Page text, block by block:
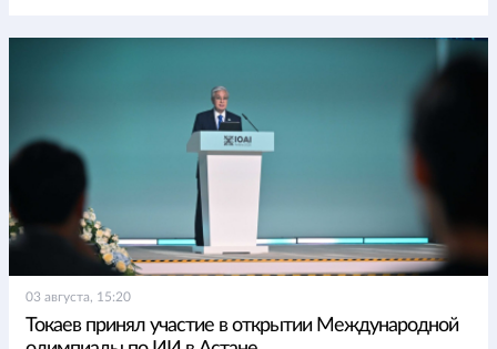
03 августа, 15:20
Токаев принял участие в открытии Международной